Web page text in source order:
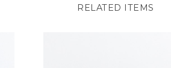
RELATED ITEMS